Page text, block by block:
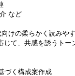
など
けの柔らかく読みや
じて、共感を誘うトー
づく構成案作成